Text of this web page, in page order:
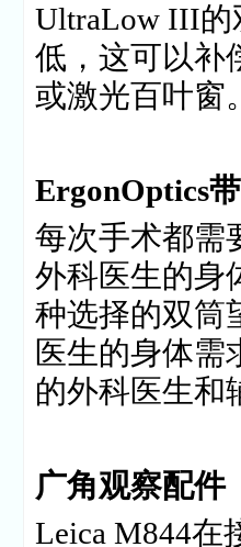
UltraLow III的
低，这可以补
或激光百叶窗
ErgonOptics
每次手术都需
外科医生的身
种选择的双筒
医生的身体需
的外科医生和
广角观察配件
Leica M844在